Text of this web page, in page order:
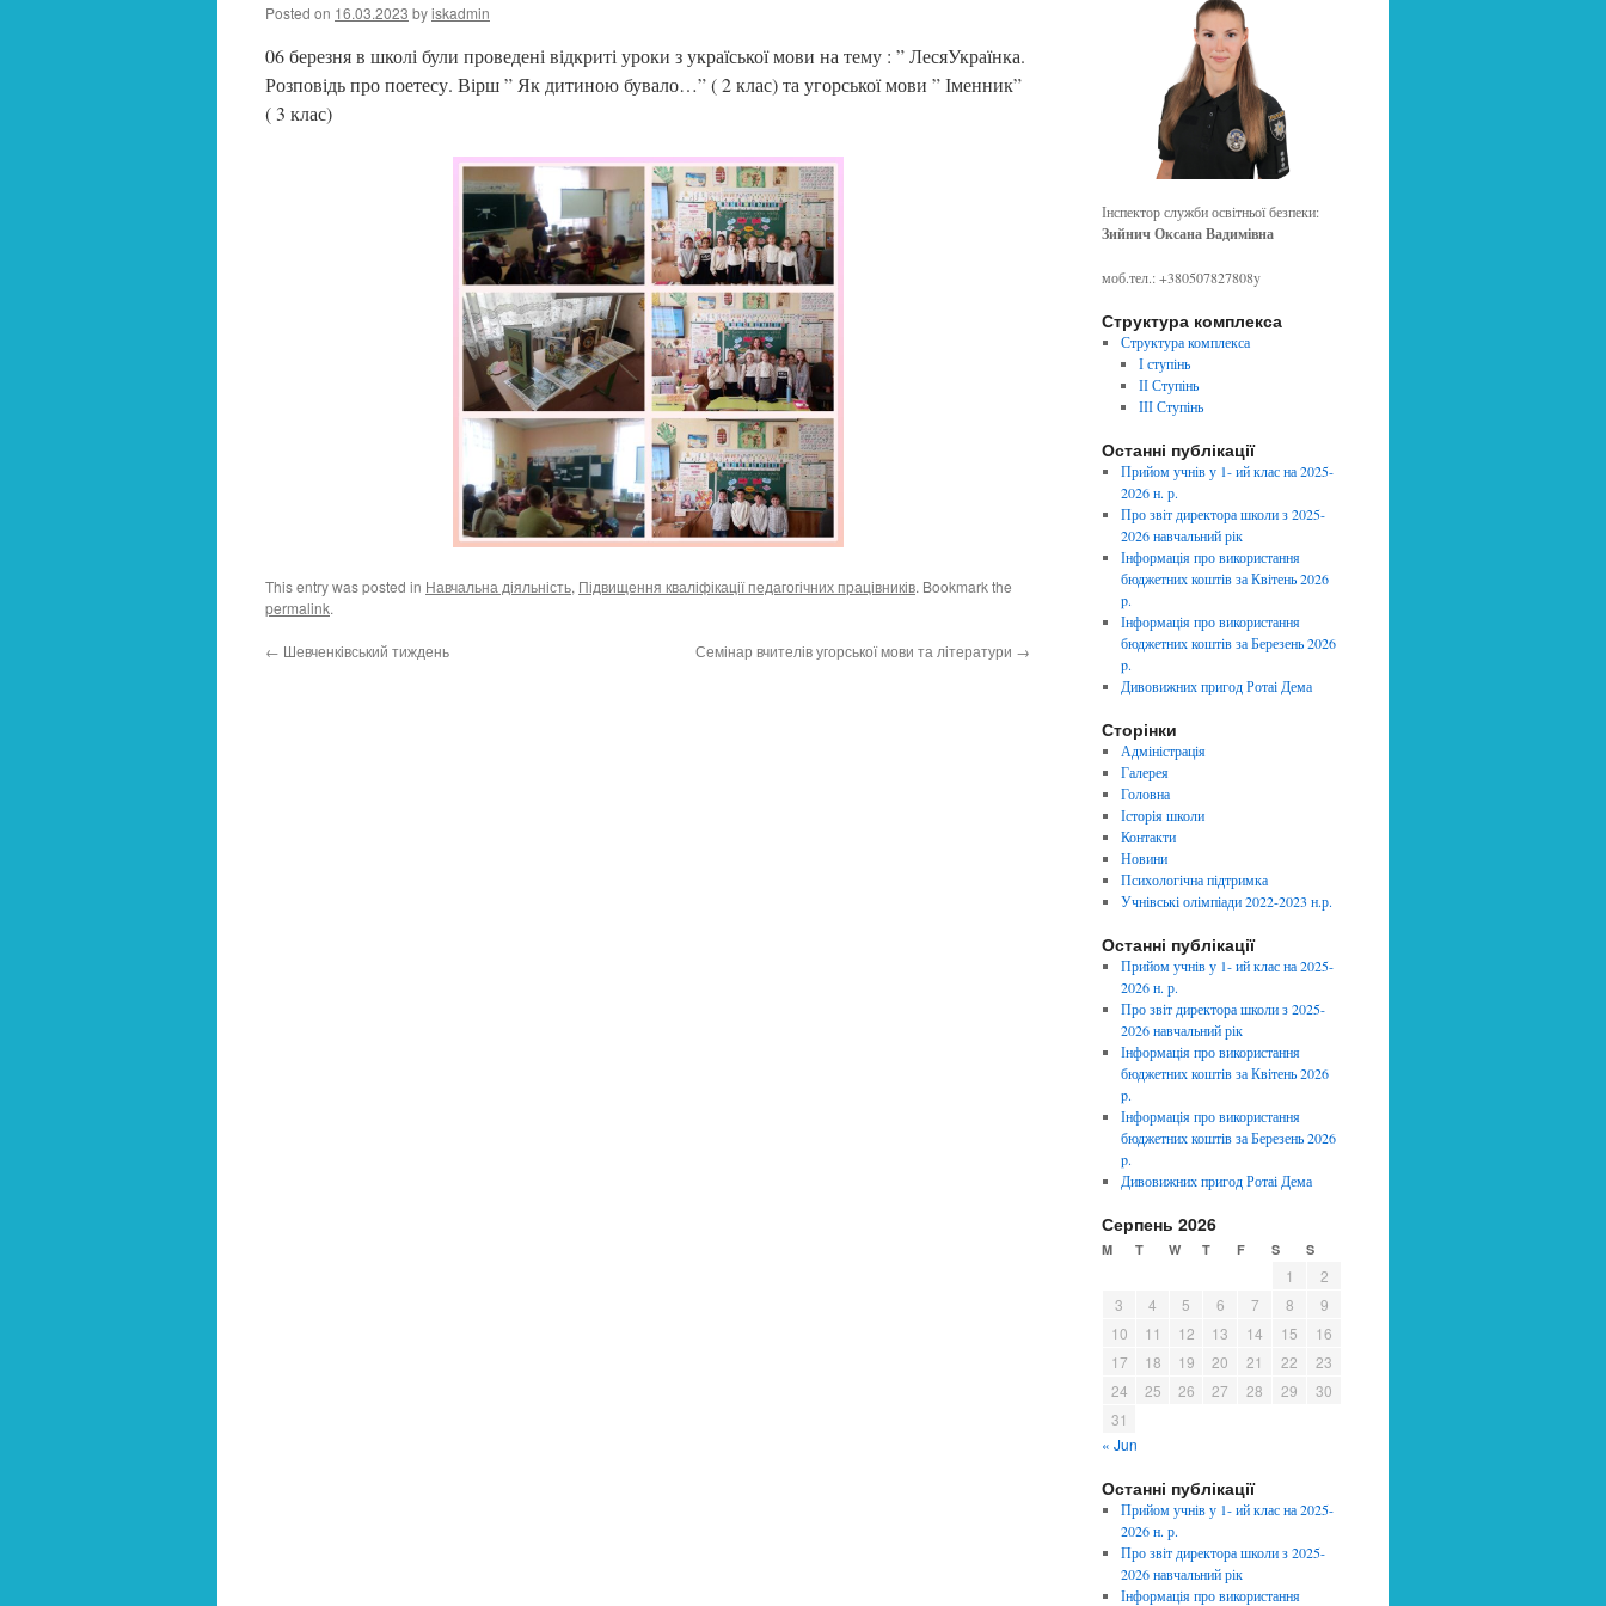
Posted on 16.03.2023 byiskadmin
06 березня в школі були проведені відкриті уроки з україської мови на тему : ” ЛесяУкраїнка.
Розповідь про поетесу. Вірш ” Як дитиною бувало…” ( 2 клас) та угорської мови ” Іменник”
( 3 клас)
This entry was posted in Навчальна діяльність, Підвищення кваліфікації педагогічних працівників. Bookmark the
permalink.
← Шевченківський тиждень Семінар вчителів угорської мови та літератури →
Інспектор служби освітньої безпеки:
Зийнич Оксана Вадимівна
моб.тел.: +380507827808y
Структура комплекса
Структура комплекса
І ступінь
ІІ Ступінь
ІІІ Ступінь
Останні публікації
Прийом учнів у 1- ий клас на 2025-
2026 н. р.
Про звіт директора школи з 2025-
2026 навчальний рік
Інформація про використання
бюджетних коштів за Квітень 2026
p.
Інформація про використання
бюджетних коштів за Березень 2026
p.
Дивовижних пригод Ротаі Дема
Сторінки
Адміністрація
Галерея
Головна
Історія школи
Контакти
Новини
Психологічна підтримка
Учнівські олімпіади 2022-2023 н.р.
Останні публікації
Прийом учнів у 1- ий клас на 2025-
2026 н. р.
Про звіт директора школи з 2025-
2026 навчальний рік
Інформація про використання
бюджетних коштів за Квітень 2026
p.
Інформація про використання
бюджетних коштів за Березень 2026
p.
Дивовижних пригод Ротаі Дема
Серпень 2026
M T W T F S S
1
2
3
4 5 6 7 8
9
10
11 12 13 14 15
16
17
18 19 20 21 22
23
24
25 26 27 28 29
30
31
« Jun
Останні публікації
Прийом учнів у 1- ий клас на 2025-
2026 н. р.
Про звіт директора школи з 2025-
2026 навчальний рік
Інформація про використання